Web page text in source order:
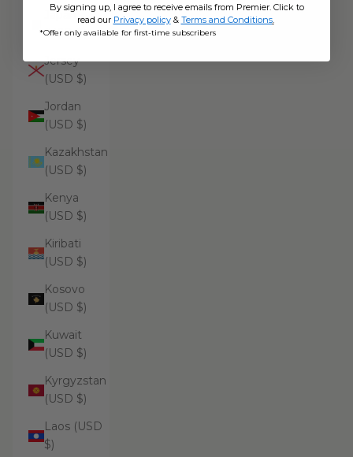
Japan
(USD $)
Jersey
(USD $)
Jordan
(USD $)
Kazakhstan
(USD $)
Kenya
(USD $)
Kiribati
(USD $)
Kosovo
(USD $)
Kuwait
(USD $)
Kyrgyzstan
(USD $)
Laos (USD
$)
By signing up, I agree to receive emails from Premier. Click to
read our Privacy policy& Terms and Conditions.
*Offer only available for first-time subscribers